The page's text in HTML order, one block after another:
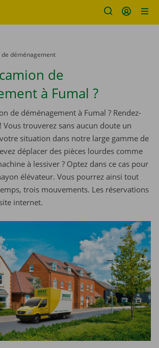
de déménagement
de
à Fumal ?
de déménagement à Fumal ? Rendez-
Vous trouverez sans aucun doute un
situation dans notre large gamme de
déplacer des pièces lourdes comme
à lessiver ? Optez dans ce cas pour
élévateur. Vous pourrez ainsi tout
trois mouvements. Les réservations
internet.